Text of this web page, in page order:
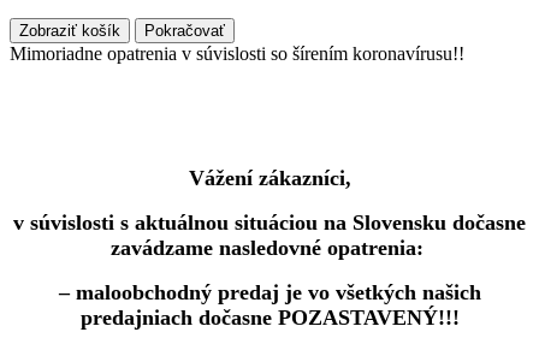
Zobraziť košík Pokračovať
Mimoriadne opatrenia v súvislosti so šírením koronavírusu!!
Vážení zákazníci,
v súvislosti s aktuálnou situáciou na Slovensku dočasne
zavádzame nasledovné opatrenia:
– maloobchodný predaj je vo všetkých našich
predajniach dočasne POZASTAVENÝ!!!